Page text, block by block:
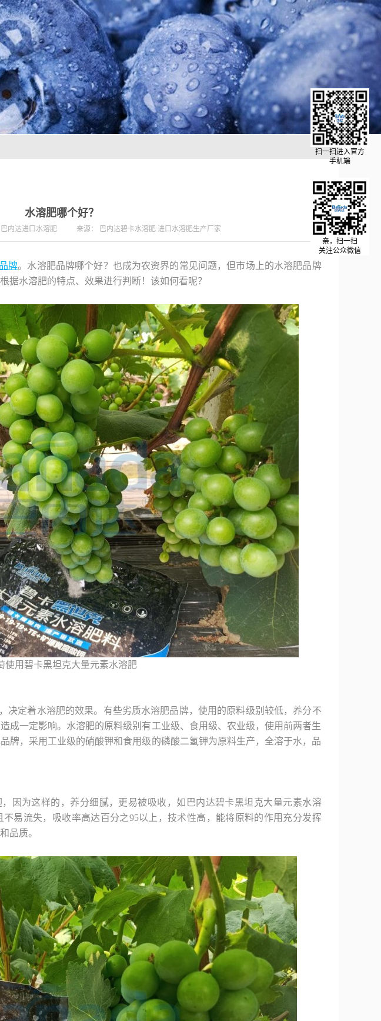
亲，扫一扫
关注公众微信
水溶肥哪个好？
巴内达进口水溶肥 来源： 巴内达碧卡水溶肥 进口水溶肥生产厂家
牌。水溶肥品牌哪个好？也成为农资界的常见问题，但市场上的水溶肥品牌
据水溶肥的特点、效果进行判断！该如何看呢？
使用碧卡黑坦克大量元素水溶肥
决定着水溶肥的效果。有些劣质水溶肥品牌，使用的原料级别较低，养分不
成一定影响。水溶肥的原料级别有工业级、食用级、农业级，使用前两者生
牌，采用工业级的硝酸钾和食用级的磷酸二氢钾为原料生产，全溶于水，品
因为这样的，养分细腻，更易被吸收，如巴内达碧卡黑坦克大量元素水溶
易流失，吸收率高达百分之95以上，技术性高，能将原料的作用充分发挥
品质。
扫一扫进入官方
手机端